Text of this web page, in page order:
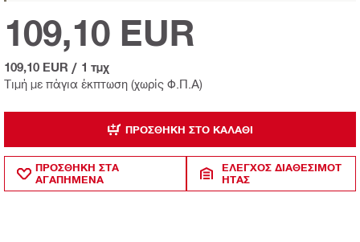
Τιμή με πάγια έκπτωση (χωρίς Φ.Π.Α)
109,10 EUR
109,10 EUR / 1 τμχ
ΠΡΟΣΘΉΚΗ ΣΤΟ ΚΑΛΆΘΙ
ΠΡΟΣΘΗΚΗ ΣΤΑ
ΑΓΑΠΗΜΕΝΑ
ΈΛΕΓΧΟΣ ΔΙΑΘΕΣΙΜΌΤ
ΗΤΑΣ